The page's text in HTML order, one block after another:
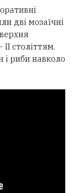
дві мозаїчні
II століттям.
і риби навколо